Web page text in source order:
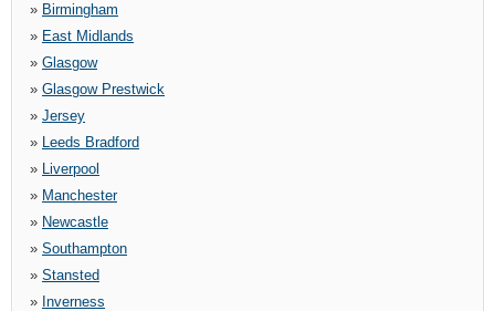
» Birmingham
» East Midlands
» Glasgow
» Glasgow Prestwick
» Jersey
» Leeds Bradford
» Liverpool
» Manchester
» Newcastle
» Southampton
» Stansted
» Inverness